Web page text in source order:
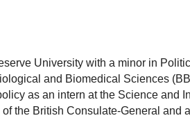
University with a minor in
and Biomedical Sciences
as an intern at the Science and
the British Consulate-General and